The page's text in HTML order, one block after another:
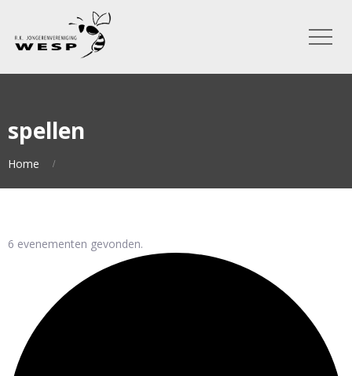
spellen
Home
6 evenementen gevonden.